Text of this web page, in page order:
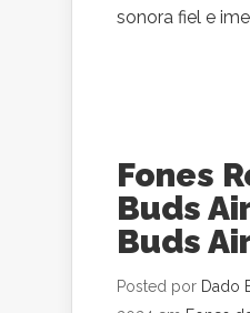
sonora fiel e
Fones
Buds
Buds
Posted por Dado